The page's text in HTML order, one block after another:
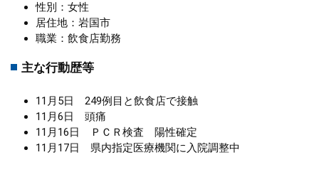
性別：女性
居住地：岩国市
職業：飲食店勤務
主な行動歴等
11月5日 249例目と飲食店で接触
11月6日 頭痛
11月16日 ＰＣＲ検査 陽性確定
11月17日 県内指定医療機関に入院調整中